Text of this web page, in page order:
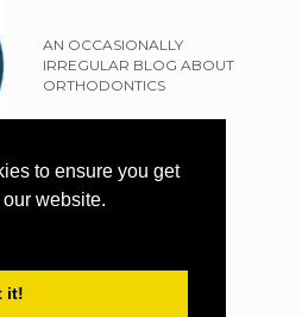
to ensure you get
website.
it!
AN OCCASIONALLY
IRREGULAR BLOG ABOUT
ORTHODONTICS
OF USE